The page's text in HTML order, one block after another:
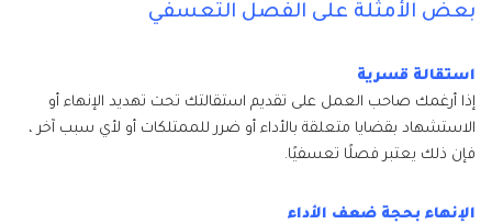
بعض الأمثلة على الفصل التعسفي
استقالة قسرية
إذا أرغمك صاحب العمل على تقديم استقالتك تحت تهديد الإنهاء أو
الاستشهاد بقضايا متعلقة بالأداء أو ضرر للممتلكات أو لأي سبب آخر ،
فإن ذلك يعتبر فصلًا تعسفيًا.
الإنهاء بحجة ضعف الأداء